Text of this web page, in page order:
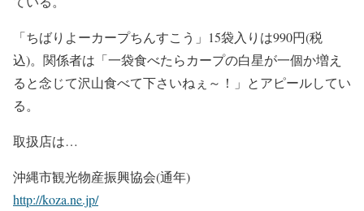
「ちばりよーカープちんすこう」15袋入りは990円(税
込)。関係者は「一袋食べたらカープの白星が一個か増え
ると念じて沢山食べて下さいねぇ～！」とアピールしてい
る。
取扱店は…
沖縄市観光物産振興協会(通年)
http://koza.ne.jp/